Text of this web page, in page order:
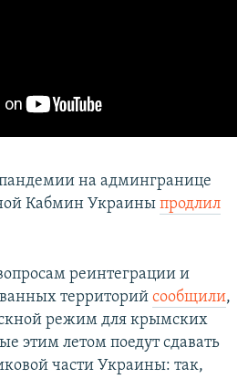
на админгранице
Кабмин Украины продлил
реинтеграции и
территорий сообщили,
режим для крымских
этим летом поедут сдавать
части Украины: так,